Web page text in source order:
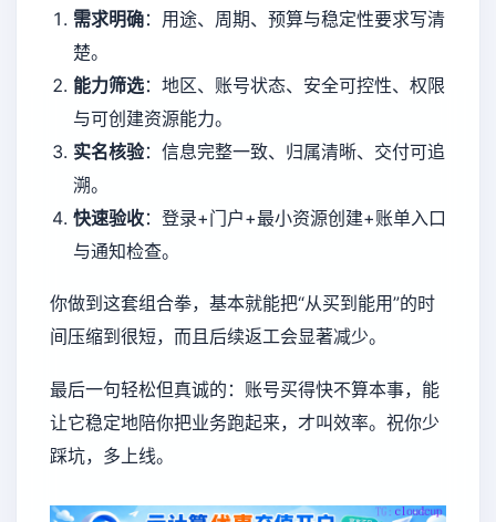
需求明确：用途、周期、预算与稳定性要求写清
楚。
能力筛选：地区、账号状态、安全可控性、权限
与可创建资源能力。
实名核验：信息完整一致、归属清晰、交付可追
溯。
快速验收：登录+门户+最小资源创建+账单入口
与通知检查。
你做到这套组合拳，基本就能把“从买到能用”的时
间压缩到很短，而且后续返工会显著减少。
最后一句轻松但真诚的：账号买得快不算本事，能
让它稳定地陪你把业务跑起来，才叫效率。祝你少
踩坑，多上线。